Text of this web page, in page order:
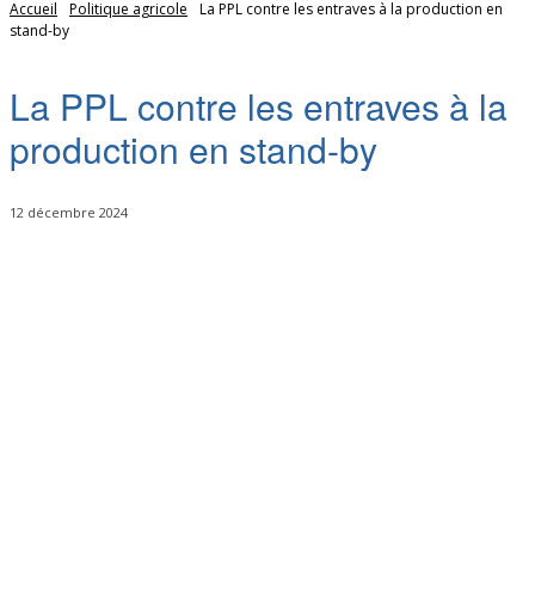
Accueil Politique agricole
La PPL contre les entraves à la production en
stand-by
La PPL contre les entraves à la
production en stand-by
12 décembre 2024